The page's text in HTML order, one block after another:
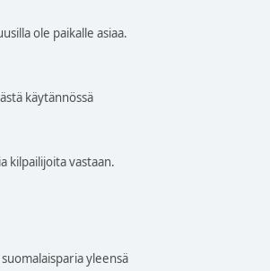
ole paikalle asiaa.
käytännössä
kilpailijoita vastaan.
yleensä